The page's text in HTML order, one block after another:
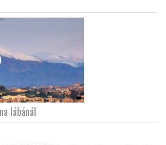
lábánál